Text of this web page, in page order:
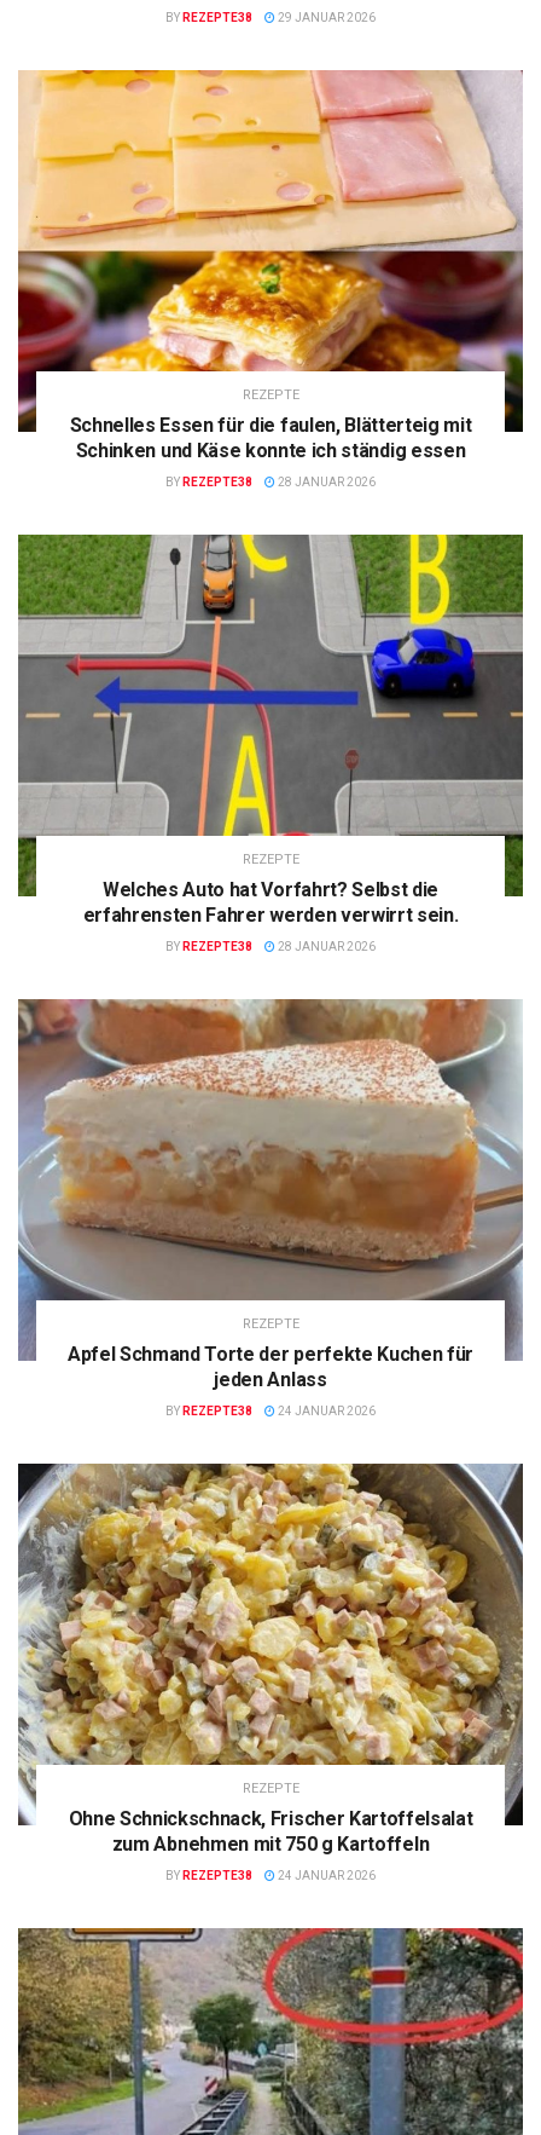
BY REZEPTE38 29 JANUAR 2026
REZEPTE
Schnelles Essen für die faulen, Blätterteig mit
Schinken und Käse konnte ich ständig essen
BY REZEPTE38 28 JANUAR 2026
REZEPTE
Welches Auto hat Vorfahrt? Selbst die
erfahrensten Fahrer werden verwirrt sein.
BY REZEPTE38 28 JANUAR 2026
REZEPTE
Apfel Schmand Torte der perfekte Kuchen für
jeden Anlass
BY REZEPTE38 24 JANUAR 2026
REZEPTE
Ohne Schnickschnack, Frischer Kartoffelsalat
zum Abnehmen mit 750 g Kartoffeln
BY REZEPTE38 24 JANUAR 2026